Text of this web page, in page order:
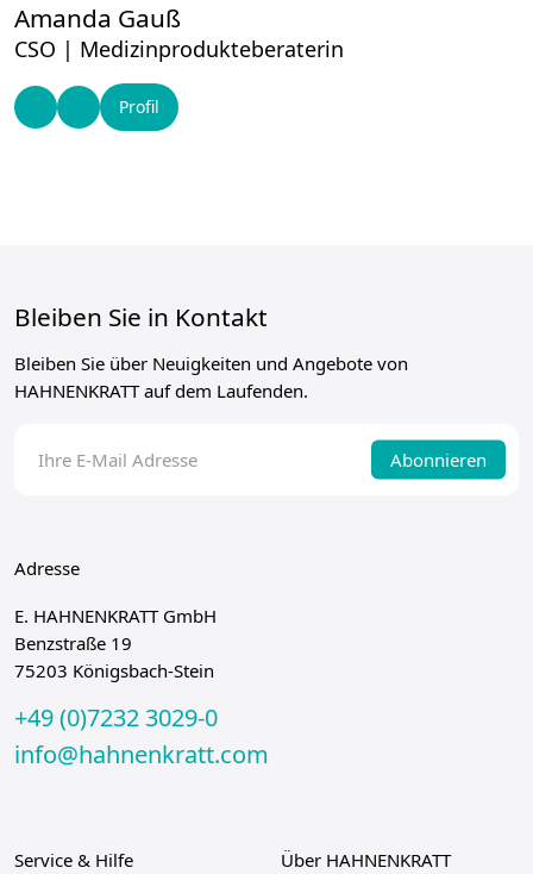
Amanda Gauß
CSO | Medizinprodukteberaterin
Profil
Bleiben Sie in Kontakt
Bleiben Sie über Neuigkeiten und Angebote von
HAHNENKRATT auf dem Laufenden.
Abonnieren
Adresse
E. HAHNENKRATT GmbH
Benzstraße 19
75203 Königsbach-Stein
+49 (0)7232 3029-0
info@hahnenkratt.com
Service & Hilfe Über HAHNENKRATT